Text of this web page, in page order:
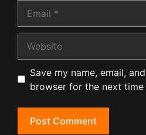
Save my name, email,
browser for the next time